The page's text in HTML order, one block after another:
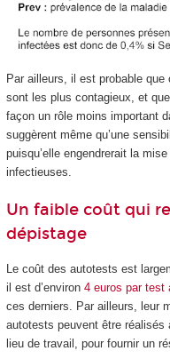
Par ailleurs, il est probable
sont les plus contagieux, et
façon un rôle moins important
suggèrent même qu’une
puisqu’elle engendrerait la
infectieuses.
Un faible coût qui
dépistage
Le coût des autotests est
il est d’environ 4 euros par test
ces derniers. Par ailleurs, leur
autotests peuvent être
lieu de travail, pour fournir un